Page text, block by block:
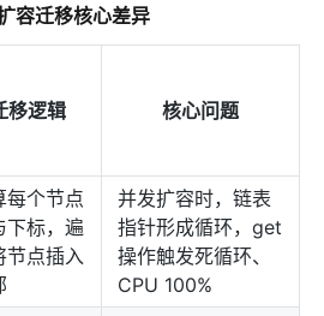
容迁移核心差异
移逻辑 核心问题
每个节点
下标，遍
节点插入
并发扩容时，链表
指针形成循环，get
操作触发死循环、
CPU 100%